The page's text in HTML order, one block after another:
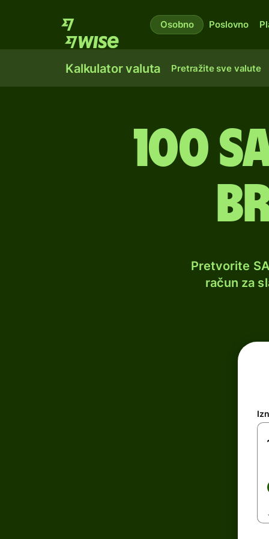
Osobno Poslovno
Kalkulator valuta Pretražite sve valute
100
Pretvorite
račun za